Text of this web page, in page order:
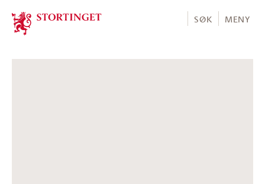
Stortinget.no
SØK MENY